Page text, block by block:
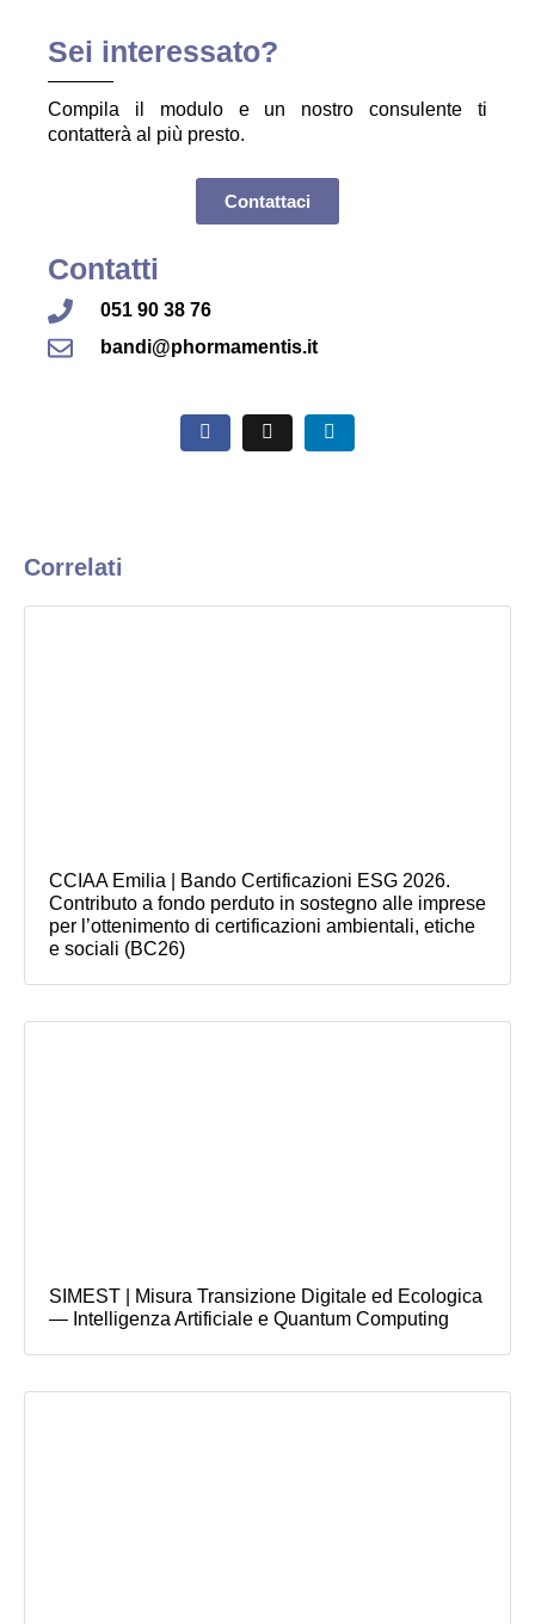
Sei interessato?
Compila il modulo e un nostro consulente ti
contatterà al più presto.
Contattaci
Contatti
051 90 38 76
bandi@phormamentis.it
Correlati
CCIAA Emilia | Bando Certificazioni ESG 2026.
Contributo a fondo perduto in sostegno alle imprese
per l’ottenimento di certificazioni ambientali, etiche
e sociali (BC26)
SIMEST | Misura Transizione Digitale ed Ecologica
— Intelligenza Artificiale e Quantum Computing